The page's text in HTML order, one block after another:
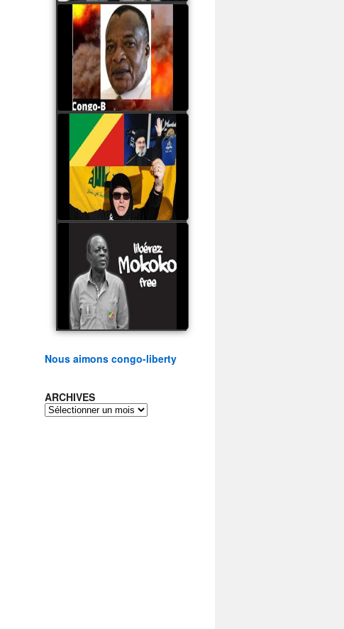
Poaty Pangou La
Conférence des ethnies
est la seule solution pour
éviter la scission du
Congo B
watch video
Les liaisons dangereuses
du clan Sassou Nguesso
avec le Hezbollah
watch video
Le Général Mokoko est
l'unique légitimité
présidentielle du peuple
congolais
watch video
Nous aimons congo-liberty
ARCHIVES
ARCHIVES